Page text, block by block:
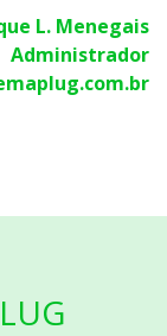
L. Menegais
Administrador